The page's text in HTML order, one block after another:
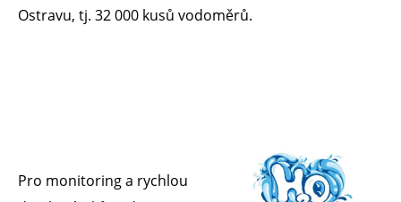
Ostravu, tj. 32 000 kusů vodoměrů.
Pro monitoring a rychlou